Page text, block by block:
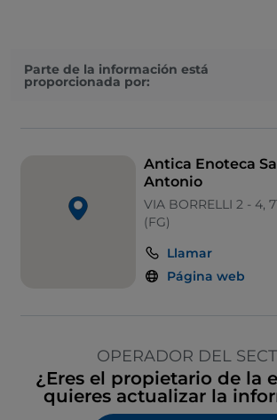
Visa
Parte de la información está
proporcionada por:
Antica Enoteca
Antonio
VIA BORRELLI 2 - 4,
(FG)
Llamar
Página web
OPERADOR DEL
¿Eres el propietario de la
quieres actualizar la